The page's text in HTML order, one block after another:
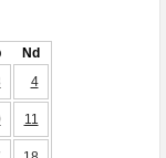
Nd
4
11